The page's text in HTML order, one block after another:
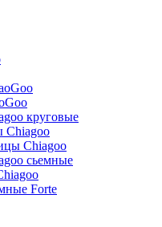
круговые
Chiagoo
Chiagoo
сьемные
Forte